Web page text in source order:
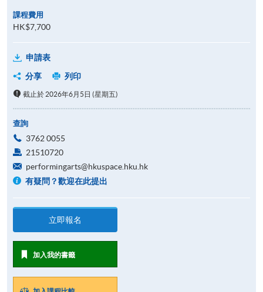
課程費用
HK$7,700
申請表
分享
列印
截止於 2026年6月5日 (星期五)
查詢
3762 0055
21510720
performingarts@hkuspace.hku.hk
有疑問？歡迎在此提出
立即報名
加入我的書籤